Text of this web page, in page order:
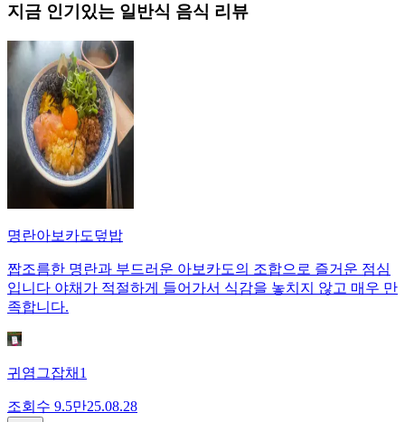
지금 인기있는 일반식 음식 리뷰
명란아보카도덮밥
짭조름한 명란과 부드러운 아보카도의 조합으로 즐거운 점심
입니다 야채가 적절하게 들어가서 식감을 놓치지 않고 매우 만
족합니다.
귀염그잡채1
조회수 9.5만25.08.28